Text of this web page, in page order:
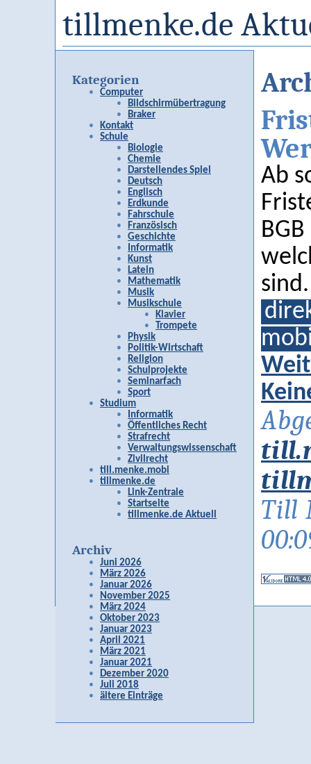
tillmenke.de
Kategorien
Computer
Bildschirmübertragung
Braker
Kontakt
Schule
Biologie
Chemie
Darstellendes Spiel
Deutsch
Englisch
Erdkunde
Fahrschule
Französisch
Geschichte
Informatik
Kunst
Latein
Mathematik
Musik
Musikschule
Klavier
Trompete
Physik
Politik-Wirtschaft
Religion
Schulprojekte
Seminarfach
Sport
Studium
Informatik
Öffentliches Recht
Strafrecht
Verwaltungswissenschaft
Zivilrecht
till.menke.mobi
tillmenke.de
Link-Zentrale
Startseite
tillmenke.de Aktuell
Archiv
Juni 2026
März 2026
Januar 2026
November 2025
März 2024
Oktober 2023
Januar 2023
April 2021
März 2021
Januar 2021
Dezember 2020
Juli 2018
ältere Einträge
Ab
sind.
Till